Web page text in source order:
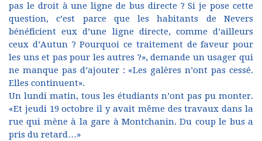
pas le droit à une ligne de bus directe ? Si je pose cette
question, c’est parce que les habitants de Nevers
bénéficient eux d’une ligne directe, comme d’ailleurs
ceux d’Autun ? Pourquoi ce traitement de faveur pour
les uns et pas pour les autres ?», demande un usager qui
ne manque pas d’ajouter : «Les galères n’ont pas cessé.
Elles continuent».
Un lundi matin, tous les étudiants n’ont pas pu monter.
«Et jeudi 19 octobre il y avait même des travaux dans la
rue qui mène à la gare à Montchanin. Du coup le bus a
pris du retard…»